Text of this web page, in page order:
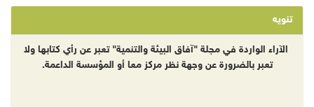
تنويه
الآراء الواردة في مجلة "آفاق البيئة والتنمية" تعبر عن رأي كتابها ولا
تعبر بالضرورة عن وجهة نظر مركز معا أو المؤسسة الداعمة.